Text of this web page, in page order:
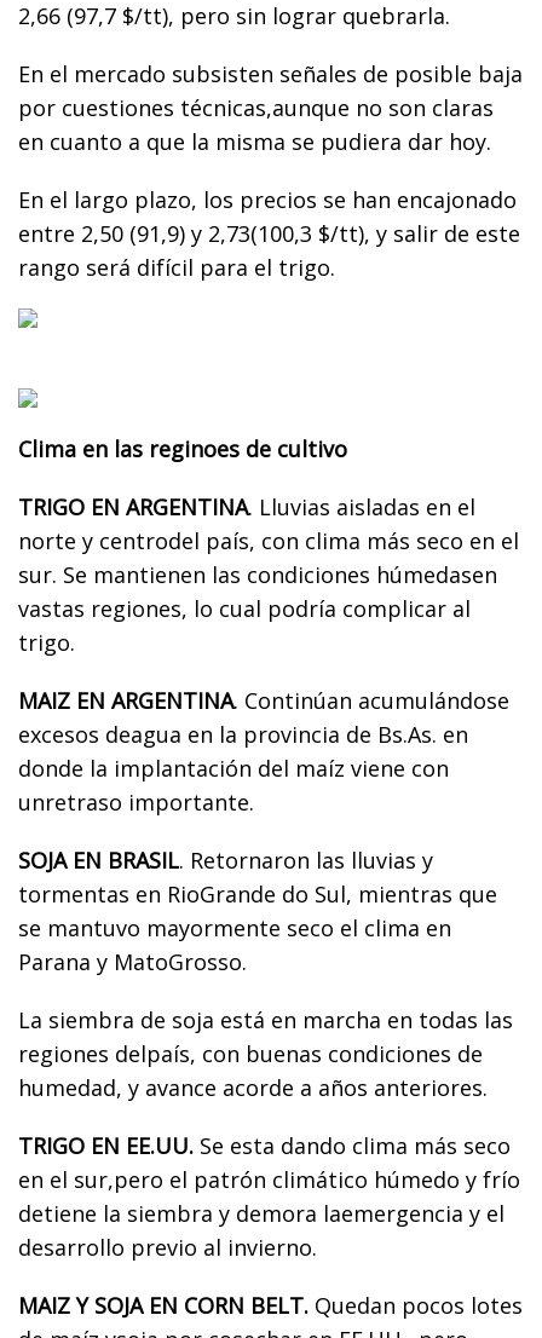
2,66 (97,7 $/tt), pero sin lograr quebrarla.
En el mercado subsisten señales de posible baja
por cuestiones técnicas,aunque no son claras
en cuanto a que la misma se pudiera dar hoy.
En el largo plazo, los precios se han encajonado
entre 2,50 (91,9) y 2,73(100,3 $/tt), y salir de este
rango será difícil para el trigo.
Clima en las reginoes de cultivo
TRIGO EN ARGENTINA. Lluvias aisladas en el
norte y centrodel país, con clima más seco en el
sur. Se mantienen las condiciones húmedasen
vastas regiones, lo cual podría complicar al
trigo.
MAIZ EN ARGENTINA. Continúan acumulándose
excesos deagua en la provincia de Bs.As. en
donde la implantación del maíz viene con
unretraso importante.
SOJA EN BRASIL. Retornaron las lluvias y
tormentas en RioGrande do Sul, mientras que
se mantuvo mayormente seco el clima en
Parana y MatoGrosso.
La siembra de soja está en marcha en todas las
regiones delpaís, con buenas condiciones de
humedad, y avance acorde a años anteriores.
TRIGO EN EE.UU. Se esta dando clima más seco
en el sur,pero el patrón climático húmedo y frío
detiene la siembra y demora laemergencia y el
desarrollo previo al invierno.
MAIZ Y SOJA EN CORN BELT. Quedan pocos lotes